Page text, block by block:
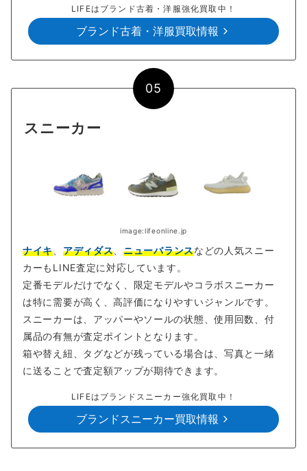
LIFEはブランド古着・洋服強化買取中！
ブランド古着・洋服買取情報
05
スニーカー
image:lifeonline.jp
ナイキ アディダス 、ニューバランスなどの人気スニー
カーもLINE査定に対応しています。
定番モデルだけでなく、限定モデルやコラボスニーカー
は特に需要が高く、高評価になりやすいジャンルです。
スニーカーは、アッパーやソールの状態、使用回数、付
属品の有無が査定ポイントとなります。
箱や替え紐、タグなどが残っている場合は、写真と一緒
に送ることで査定額アップが期待できます。
LIFEはブランドスニーカー強化買取中！
ブランドスニーカー買取情報